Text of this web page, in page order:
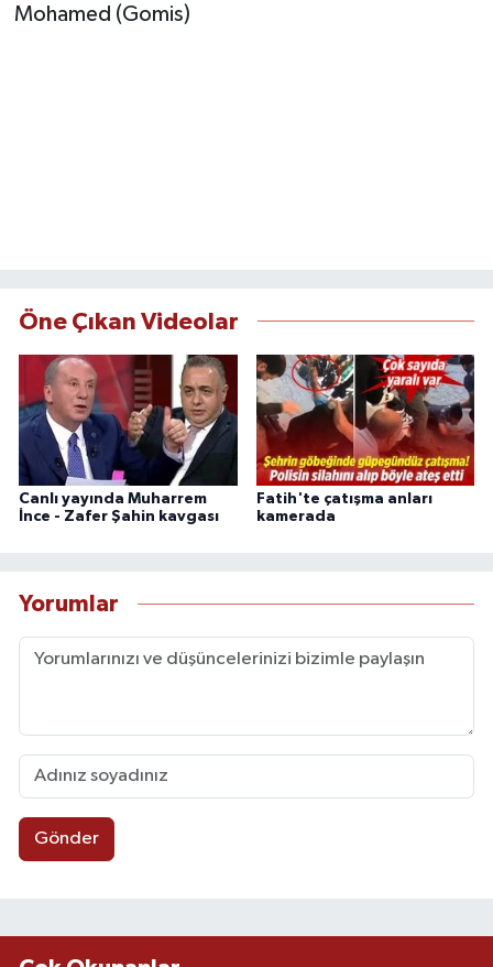
Mohamed (Gomis)
Öne Çıkan Videolar
Canlı yayında Muharrem
İnce - Zafer Şahin kavgası
Fatih'te çatışma anları
kamerada
Yorumlar
Gönder